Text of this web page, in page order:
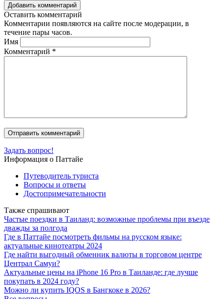
Добавить комментарий
Оставить комментарий
Комментарии появляются на сайте после модерации, в
течение пары часов.
Имя
Комментарий *
Задать вопрос!
Информация о Паттайе
Путеводитель туриста
Вопросы и ответы
Достопримечательности
Также спрашивают
Частые поездки в Таиланд: возможные проблемы при въезде
дважды за полгода
Где в Паттайе посмотреть фильмы на русском языке:
актуальные кинотеатры 2024
Где найти выгодный обменник валюты в торговом центре
Централ Самуи?
Актуальные цены на iPhone 16 Pro в Таиланде: где лучше
покупать в 2024 году?
Можно ли купить IQOS в Бангкоке в 2026?